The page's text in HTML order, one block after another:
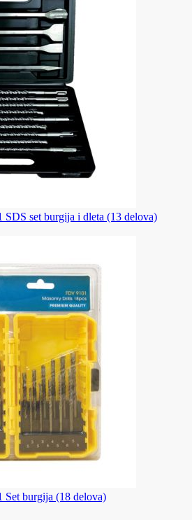
set burgija i dleta (13 delova)
burgija (18 delova)